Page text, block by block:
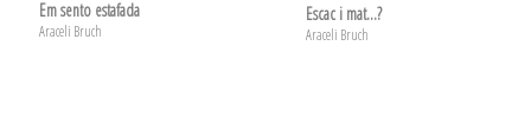
Em sento estafada
Araceli Bruch
Escac i mat…?
Araceli Bruch